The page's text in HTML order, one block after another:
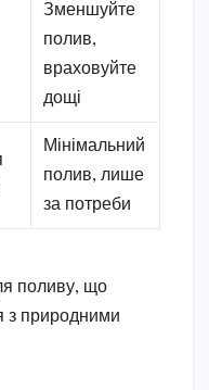
Зменшуйте
полив,
враховуйте
дощі
Мінімальний
полив, лише
за потреби
поливу, що
з природними